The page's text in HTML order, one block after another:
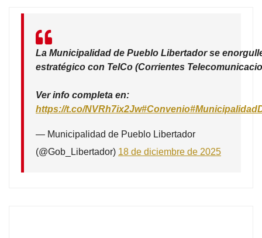
La Municipalidad de Pueblo Libertador se
estratégico con TelCo (Corrientes
Ver info completa en:
https://t.co/NVRh7ix2Jw#Convenio
— Municipalidad de Pueblo Libertador
(@Gob_Libertador) 18 de diciembre de 2025